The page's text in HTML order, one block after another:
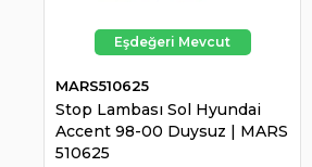
Stop Lambası Sol Hyundai
Accent 98-00 Duysuz | MARS
510625
MARS510625